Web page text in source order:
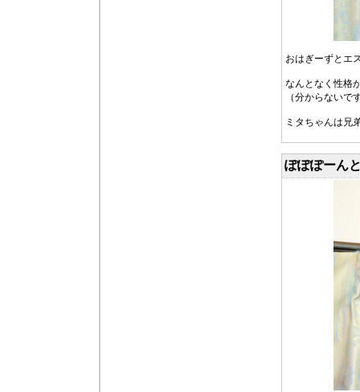
おはぎーずとエ
なんとなく性格
（分からないで
ミタちゃんは兄
ぽぽぽーん